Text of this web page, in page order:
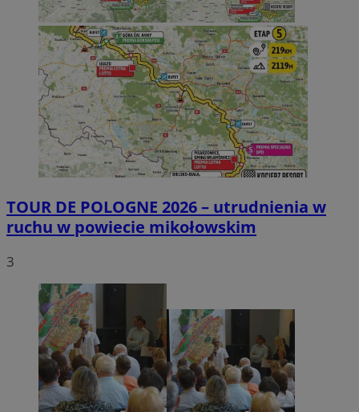
TOUR DE POLOGNE 2026 – utrudnienia w
ruchu w powiecie mikołowskim
3